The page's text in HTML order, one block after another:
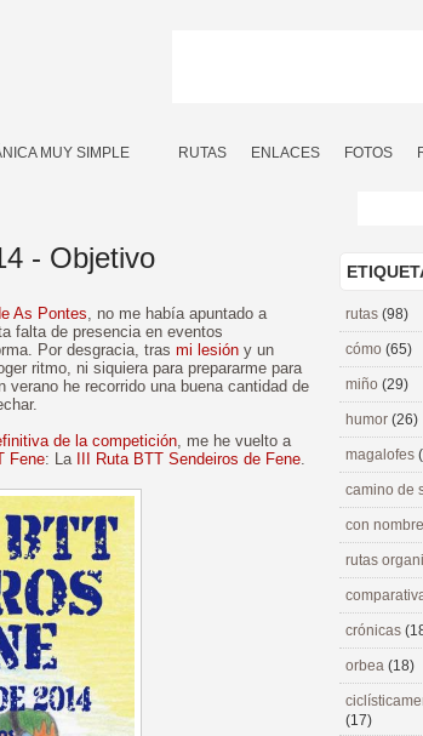
MUY SIMPLE RUTAS ENLACES FOTOS
- Objetivo
As Pontes, no me había apuntado a
falta de presencia en eventos
Por desgracia, tras mi lesión y un
ritmo, ni siquiera para prepararme para
verano he recorrido una buena cantidad de
de la competición, me he vuelto a
Fene: La III Ruta BTT Sendeiros de Fene.
rutas (98)
cómo (65)
miño (29)
humor (26)
magalofes
camino de
con
rutas
crónicas
orbea (18)
(17)